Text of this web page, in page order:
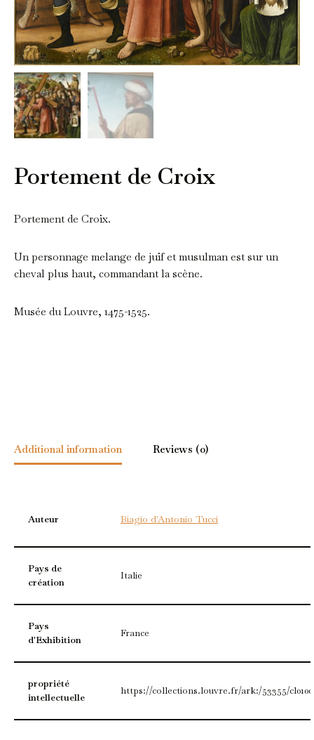
Portement de Croix
Portement de Croix.
Un personnage melange de juif et musulman est sur un
cheval plus haut, commandant la scène.
Musée du Louvre, 1475-1525.
Additional information Reviews (0)
Auteur Biagio d'Antonio Tucci
Pays de
création
Italie
Pays
d'Exhibition
France
propriété
intellectuelle
https://collections.louvre.fr/ark:/53355/